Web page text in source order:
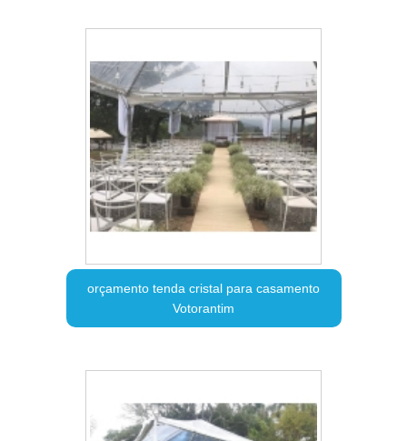
orçamento tenda cristal para casamento
Votorantim